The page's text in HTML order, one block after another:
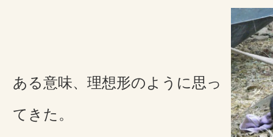
ある意味、理想形のように思っ
てきた。